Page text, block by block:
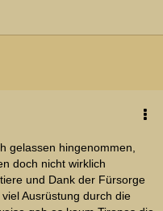
gelassen hingenommen,
doch nicht wirklich
und Dank der Fürsorge
Ausrüstung durch die